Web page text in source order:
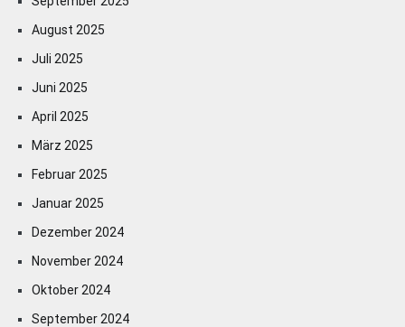
August 2025
Juli 2025
Juni 2025
April 2025
März 2025
Februar 2025
Januar 2025
Dezember 2024
November 2024
Oktober 2024
September 2024